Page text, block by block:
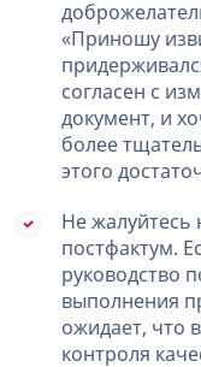
«Приношу
согласен с
документ, и
более
этого
Не жалуйтесь
постфактум.
руководство
выполнения
ожидает, что
контроля